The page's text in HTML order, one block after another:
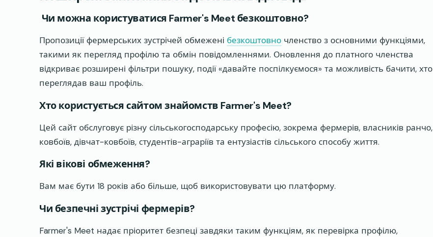
Чи можна користуватися Farmer's Meet безкоштовно?
Пропозиції фермерських зустрічей обмежені безкоштовно членство з основними функціями,
такими як перегляд профілю та обмін повідомленнями. Оновлення до платного членства
відкриває розширені фільтри пошуку, події «давайте поспілкуємося» та можливість бачити, хто
переглядав ваш профіль.
Хто користується сайтом знайомств Farmer's Meet?
Цей сайт обслуговує різну сільськогосподарську професію, зокрема фермерів, власників ранчо,
ковбоїв, дівчат-ковбоїв, студентів-аграріїв та ентузіастів сільського способу життя.
Які вікові обмеження?
Вам має бути 18 років або більше, щоб використовувати цю платформу.
Чи безпечні зустрічі фермерів?
Farmer's Meet надає пріоритет безпеці завдяки таким функціям, як перевірка профілю,